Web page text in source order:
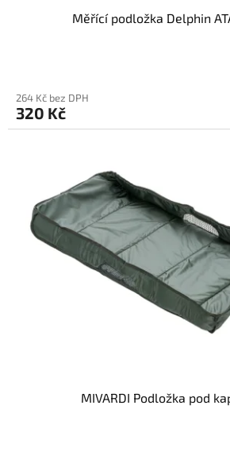
Měřící podložka Delphin
produktu
je
5,0
264 Kč bez DPH
320 Kč
MIVARDI Podložka pod